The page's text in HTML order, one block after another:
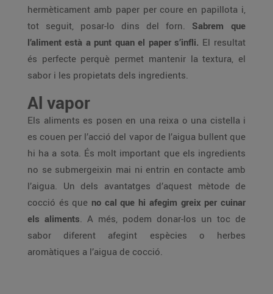
hermèticament amb paper per coure en papillota i,
tot seguit, posar-lo dins del forn. Sabrem que
l’aliment està a punt quan el paper s’infli. El resultat
és perfecte perquè permet mantenir la textura, el
sabor i les propietats dels ingredients.
Al vapor
Els aliments es posen en una reixa o una cistella i
es couen per l’acció del vapor de l’aigua bullent que
hi ha a sota. És molt important que els ingredients
no se submergeixin mai ni entrin en contacte amb
l’aigua. Un dels avantatges d’aquest mètode de
cocció és que no cal que hi afegim greix per cuinar
els aliments. A més, podem donar-los un toc de
sabor diferent afegint espècies o herbes
aromàtiques a l’aigua de cocció.